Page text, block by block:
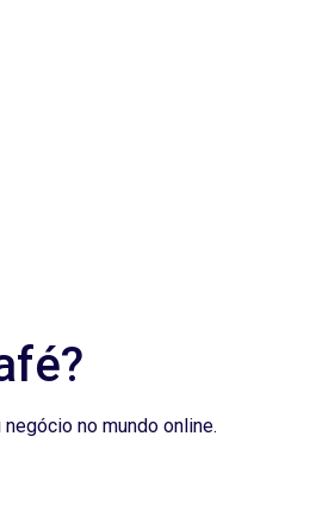
no mundo online.